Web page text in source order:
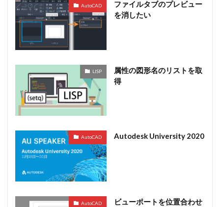
AutoCAD
ファイルタブのプレビュー
を消したい
LISP
属性の図形名のリストを取
得
AutoCAD Autodesk University 2020
AutoCAD
ビューポートを位置合わせ